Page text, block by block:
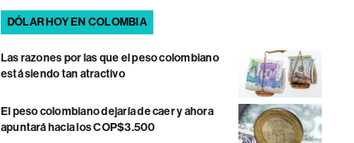
DÓLAR HOY EN COLOMBIA
Las razones por las que el peso colombiano
está siendo tan atractivo
El peso colombiano dejaría de caer y ahora
apuntará hacia los COP$3.500